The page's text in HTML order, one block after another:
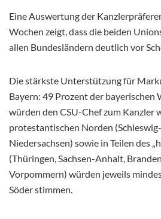
Eine Auswertung der
Wochen zeigt, dass die beiden
allen Bundesländern deutlich vor
Die stärkste Unterstützung für
Bayern: 49 Prozent der bayerischen
würden den CSU-Chef zum Kanzler
protestantischen Norden
Niedersachsen) sowie in Teilen des
(Thüringen, Sachsen-Anhalt,
Vorpommern) würden jeweils
Söder stimmen.